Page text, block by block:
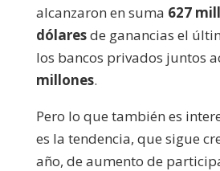
alcanzaron en suma 627
dólaresde ganancias el
los bancos privados juntos
millones.
Pero lo que también es
es la tendencia, que sigue
año, de aumento de